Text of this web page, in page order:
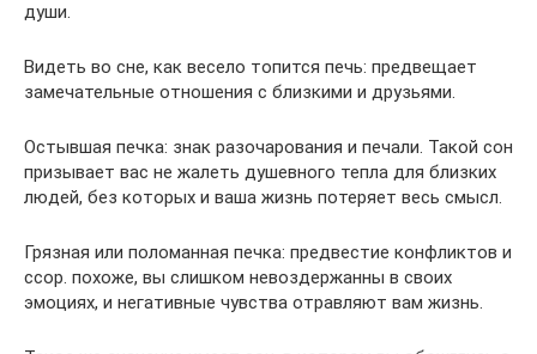
души.
Видеть во сне, как весело топится печь: предвещает
замечательные отношения с близкими и друзьями.
Остывшая печка: знак разочарования и печали. Такой сон
призывает вас не жалеть душевного тепла для близких
людей, без которых и ваша жизнь потеряет весь смысл.
Грязная или поломанная печка: предвестие конфликтов и
ссор. похоже, вы слишком невоздержанны в своих
эмоциях, и негативные чувства отравляют вам жизнь.